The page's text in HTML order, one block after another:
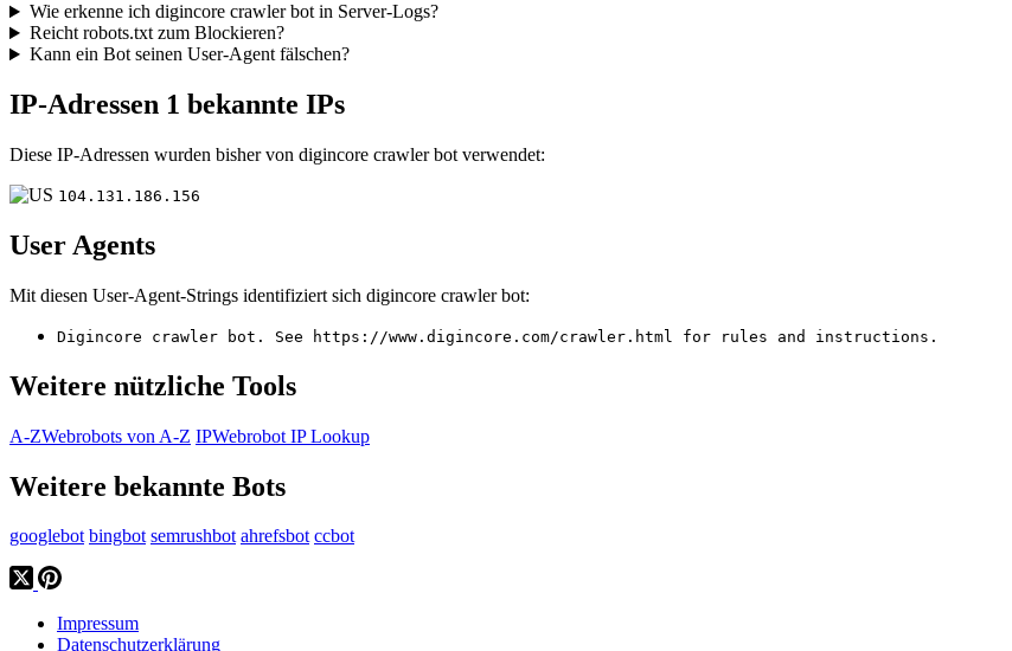
Wie erkenne ich digincore crawler bot in Server-Logs?
Reicht robots.txt zum Blockieren?
Kann ein Bot seinen User-Agent fälschen?
IP-Adressen 1 bekannte IPs
Diese IP-Adressen wurden bisher von digincore crawler bot verwendet:
104.131.186.156
User Agents
Mit diesen User-Agent-Strings identifiziert sich digincore crawler bot:
Digincore crawler bot. See https://www.digincore.com/crawler.html for rules and instructions.
Weitere nützliche Tools
A-ZWebrobots von A-Z IPWebrobot IP Lookup
Weitere bekannte Bots
googlebot bingbot semrushbot ahrefsbot ccbot
Impressum
Datenschutzerklärung